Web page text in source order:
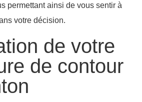
permettant ainsi de vous sentir à
votre décision.
de votre
de contour